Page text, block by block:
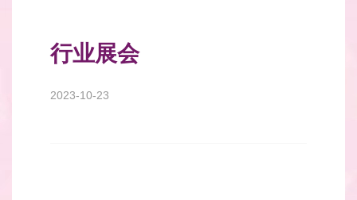
行业展会
2023-10-23